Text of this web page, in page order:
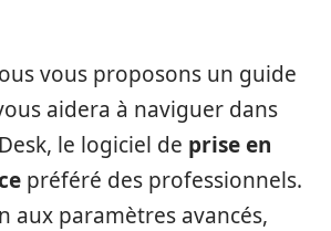
vous proposons un guide
aidera à naviguer dans
le logiciel de prise en
préféré des professionnels.
aux paramètres avancés,